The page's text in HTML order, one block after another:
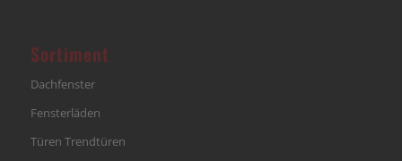
Sortiment
Dachfenster
Fensterläden
Türen Trendtüren